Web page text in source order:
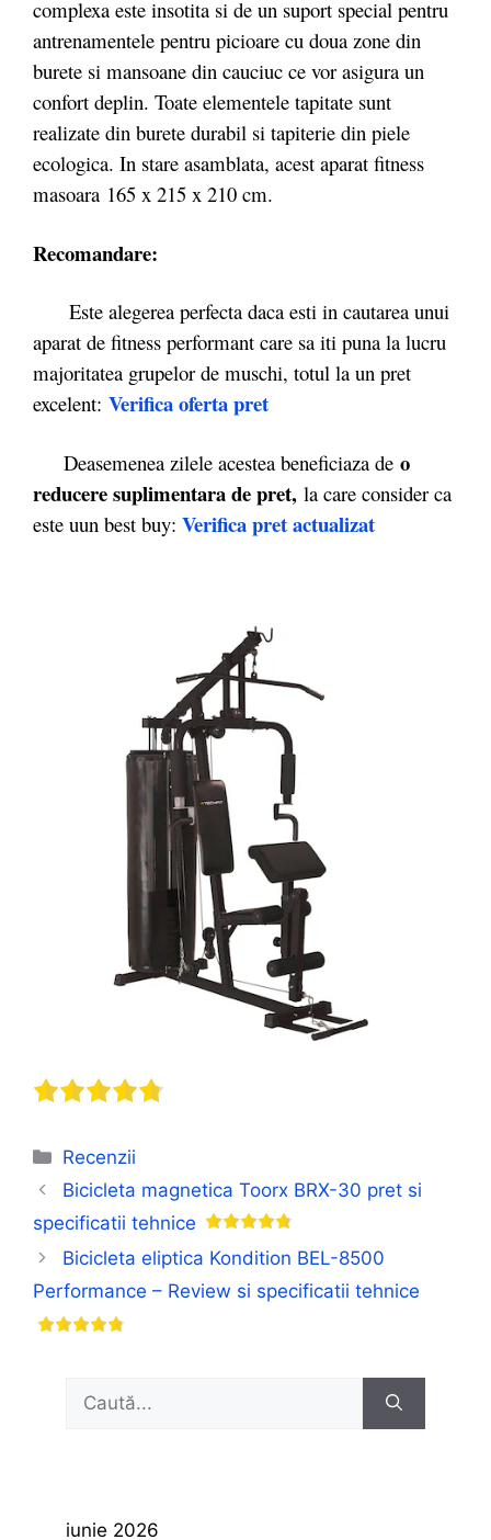
complexa este insotita si de un suport special pentru
antrenamentele pentru picioare cu doua zone din
burete si mansoane din cauciuc ce vor asigura un
confort deplin. Toate elementele tapitate sunt
realizate din burete durabil si tapiterie din piele
ecologica. In stare asamblata, acest aparat fitness
masoara 165 x 215 x 210 cm.
Recomandare:
Este alegerea perfecta daca esti in cautarea unui
aparat de fitness performant care sa iti puna la lucru
majoritatea grupelor de muschi, totul la un pret
excelent: Verifica oferta pret
Deasemenea zilele acestea beneficiaza de o
reducere suplimentara de pret, la care consider ca
este uun best buy: Verifica pret actualizat
Categorii
Recenzii
Bicicleta magnetica Toorx BRX-30 pret si
specificatii tehnice
Bicicleta eliptica Kondition BEL-8500
Performance – Review si specificatii tehnice
Caută
iunie 2026